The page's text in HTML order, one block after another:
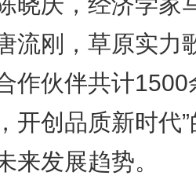
流刚，草原实力
作伙伴共计
开创品质新时代
来发展趋势。